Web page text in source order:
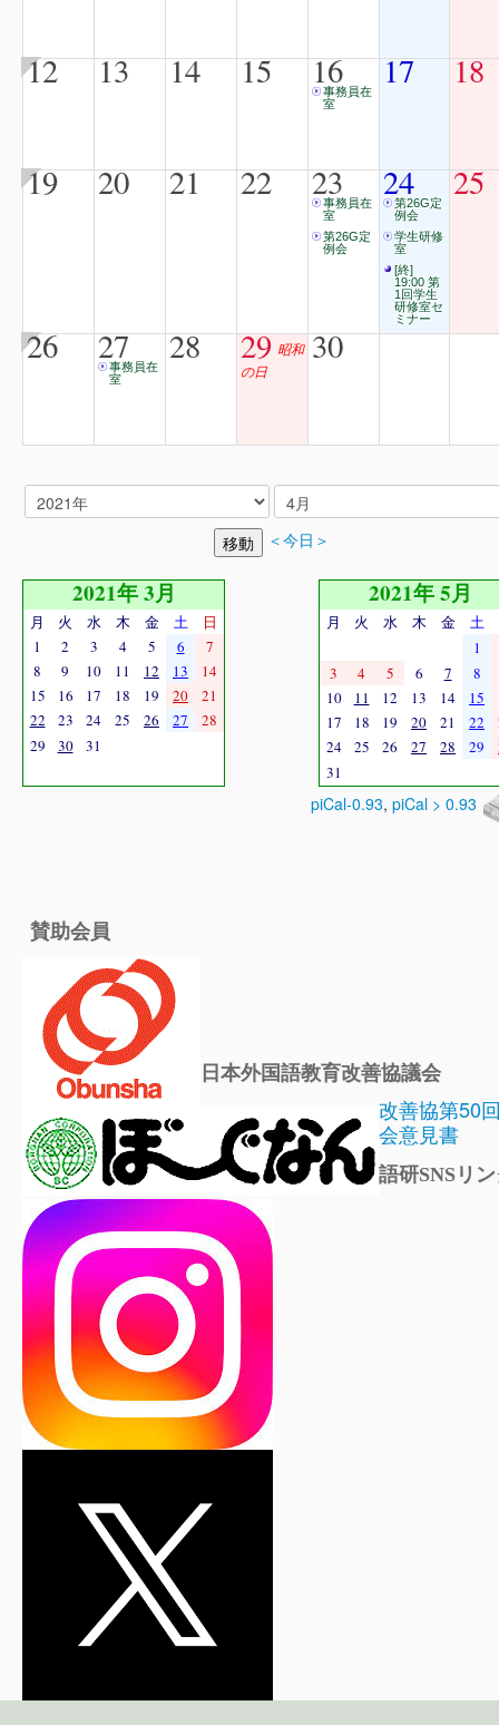
12 13 14 15 16
事務員在
室
17 18
19 20 21 22 23
事務員在
室
第26G定
例会
24
第26G定
例会
学生研修
室
[終]
19:00 第
1回学生
研修室セ
ミナー
25
26 27
事務員在
室
28 29 昭和
の日
30
＜今日＞
2021年 3月
月 火 水 木 金 土
日
1
2 3 4 5 6
7
8
9 10 11 12 13
14
15
16 17 18 19 20
21
22
23 24 25 26 27
28
29
30 31
2021年 5月
月 火 水 木 金 土
1
3
4 5 6 7
8
10
11 12 13 14 15
17
18 19 20 21 22
24
25 26 27 28 29
31
piCal-0.93, piCal > 0.93
賛助会員
日本外国語教育改善協議会
改善協第50
会意見書
語研SNSリ